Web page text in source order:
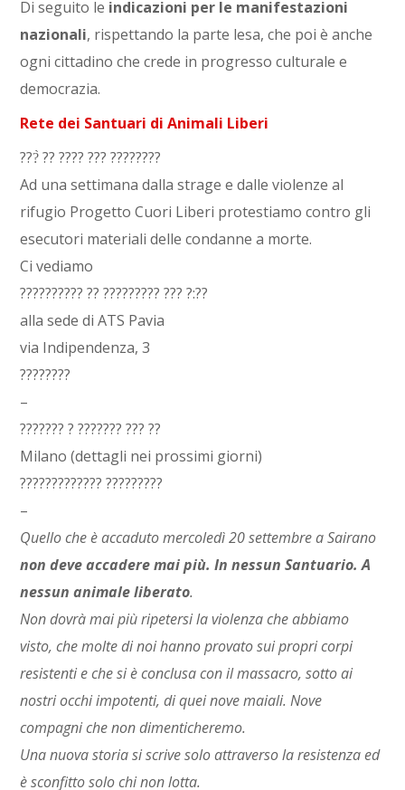
Di seguito le indicazioni per le manifestazioni
nazionali, rispettando la parte lesa, che poi è anche
ogni cittadino che crede in progresso culturale e
democrazia.
Rete dei Santuari di Animali Liberi
???̀ ?? ???? ??? ????????
Ad una settimana dalla strage e dalle violenze al
rifugio Progetto Cuori Liberi protestiamo contro gli
esecutori materiali delle condanne a morte.
Ci vediamo
?????????? ?? ????????? ??? ?:??
alla sede di ATS Pavia
via Indipendenza, 3
????????
–
??????? ? ??????? ??? ??
Milano (dettagli nei prossimi giorni)
????????????? ?????????
–
Quello che è accaduto mercoledì 20 settembre a Sairano
non deve accadere mai più. In nessun Santuario. A
nessun animale liberato.
Non dovrà mai più ripetersi la violenza che abbiamo
visto, che molte di noi hanno provato sui propri corpi
resistenti e che si è conclusa con il massacro, sotto ai
nostri occhi impotenti, di quei nove maiali. Nove
compagni che non dimenticheremo.
Una nuova storia si scrive solo attraverso la resistenza ed
è sconfitto solo chi non lotta.